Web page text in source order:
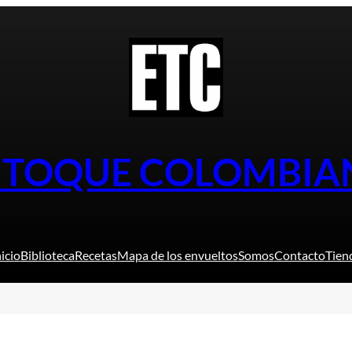
TOQUE
BibliotecaRecetasMapa de los envueltosSomosContacto